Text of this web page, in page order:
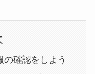
の確認をしよう